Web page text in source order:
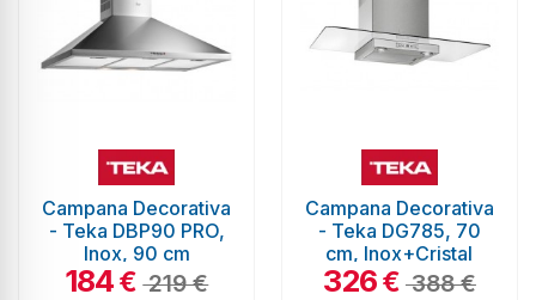
Campana Decorativa
- Teka DBP90 PRO,
Inox, 90 cm
184€ 219 €
Campana Decorativa
- Teka DG785, 70
cm, Inox+Cristal
326€ 388 €